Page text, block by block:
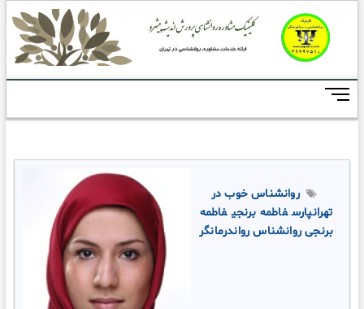
content
M
n
روانشناس خوب در
تهرانپارس فاطمه برنجی فاطمه
برنجی روانشناس رواندرمانگر